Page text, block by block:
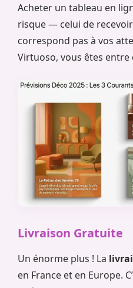
Acheter un tableau en
risque — celui de
correspond pas à vos
Virtuoso, vous êtes entre
Livraison Gratuite
Un énorme plus ! La
en France et en Europe.